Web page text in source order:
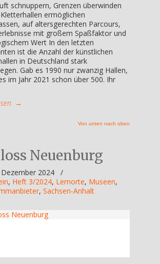
schnuppern, Grenzen überwinden
ermöglichen
auf altersgerechten Parcours,
mit großem Spaßfaktor und
Wert In den letzten
ist die Anzahl der künstlichen
in Deutschland stark
Gab es 1990 nur zwanzig Hallen,
im Jahr 2021 schon über 500. Ihr
→
Von unten nach oben
Neuenburg
2024
/
, Heft 3/2024, Lernorte, Museen,
, Sachsen-Anhalt